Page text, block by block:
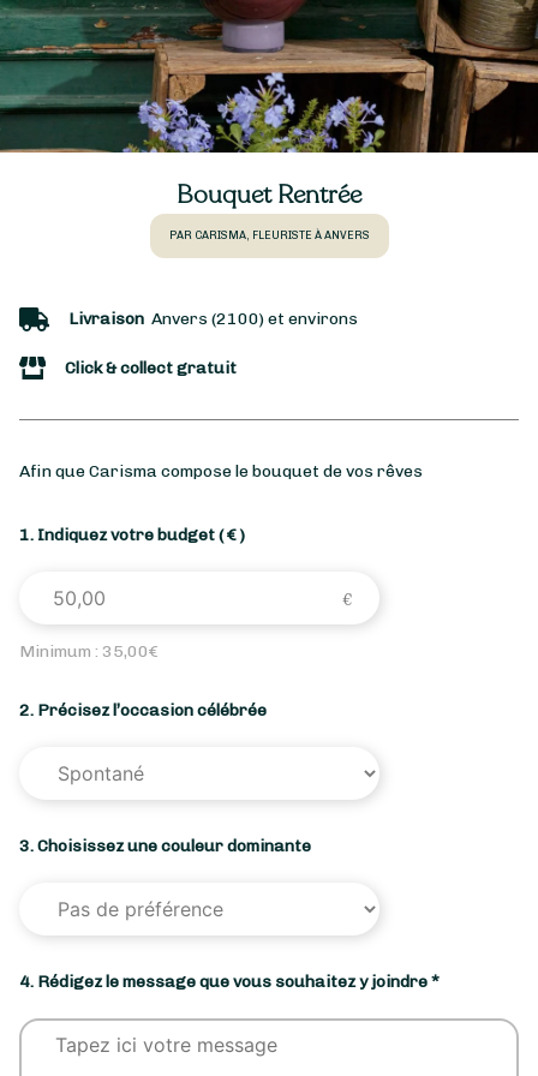
Bouquet Rentrée
PAR CARISMA, FLEURISTE À ANVERS
Livraison Anvers (2100) et environs
Click & collect gratuit
Afin que Carisma compose le bouquet de vos rêves
1. Indiquez votre budget( € )
Minimum : 35,00€
2. Précisez l’occasion célébrée
3. Choisissez une couleur dominante
4. Rédigez le message que vous souhaitez y joindre *